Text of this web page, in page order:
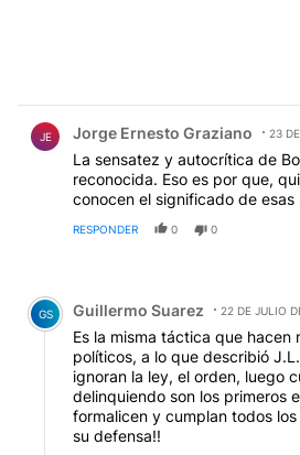
JE Jorge Ernesto Graziano 23
La sensatez y autocrítica de
reconocida. Eso es por que,
conocen el significado de esas
RESPONDER 0 0
Comentario de Guillermo Suarez.
GS Guillermo Suarez 22 DE JULIO
Es la misma táctica que hacen
políticos, a lo que describió
ignoran la ley, el orden, luego
delinquiendo son los primeros
formalicen y cumplan todos
su defensa!!